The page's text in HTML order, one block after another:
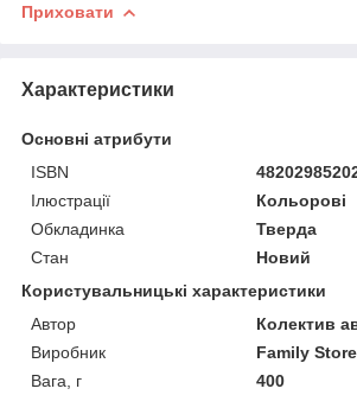
Приховати
Характеристики
Основні атрибути
ISBN
Ілюстрації
Кольорові
Обкладинка
Тверда
Стан
Новий
Користувальницькі характеристики
Автор
Колектив
Виробник
Family Store
Вага, г
400